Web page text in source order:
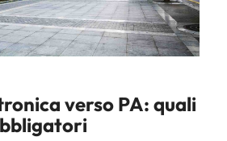
verso PA: quali